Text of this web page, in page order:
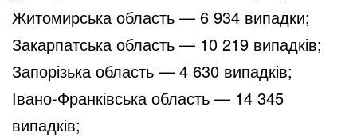
Житомирська область — 6 934 випадки;
Закарпатська область — 10 219 випадків;
Запорізька область — 4 630 випадків;
Івано-Франківська область — 14 345
випадків;